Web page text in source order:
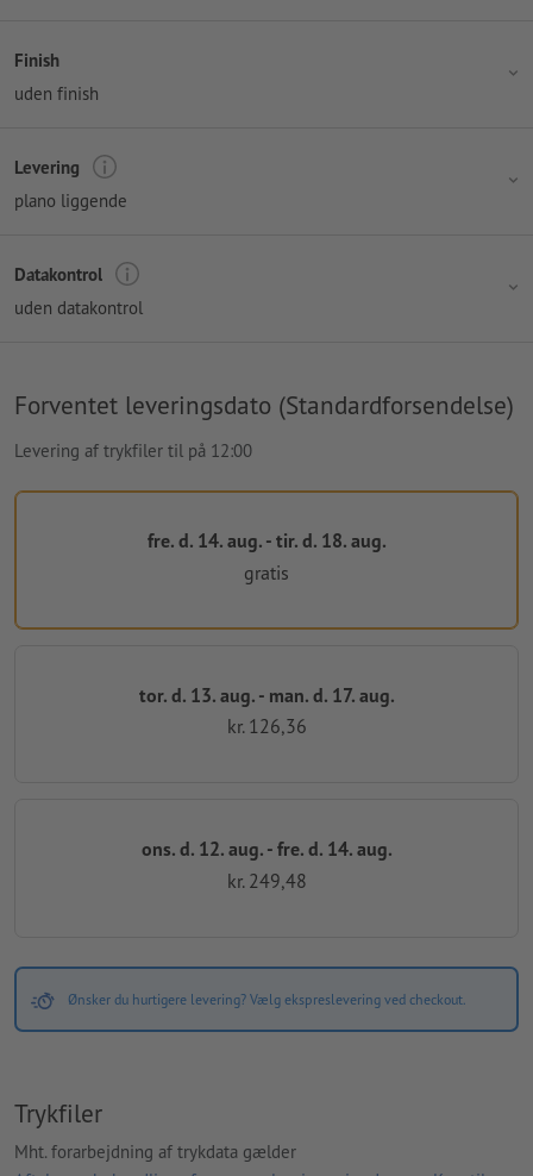
Finish
uden finish
Levering
plano liggende
Datakontrol
uden datakontrol
Forventet leveringsdato (Standardforsendelse)
Levering af trykfiler til på 12:00
fre. d. 14. aug. - tir. d. 18. aug.
gratis
tor. d. 13. aug. - man. d. 17. aug.
kr. 126,36
ons. d. 12. aug. - fre. d. 14. aug.
kr. 249,48
Ønsker du hurtigere levering? Vælg ekspreslevering ved checkout.
Trykfiler
Mht. forarbejdning af trykdata gælder